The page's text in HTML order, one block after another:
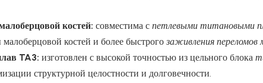
костей: совместима с петлевыми титановыми
костей и более быстрого заживления переломов
TA3: изготовлен с высокой точностью из цельного блока
структурной целостности и долговечности.